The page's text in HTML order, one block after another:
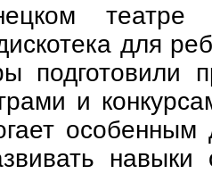
театре
для
подготовили
и
особенным